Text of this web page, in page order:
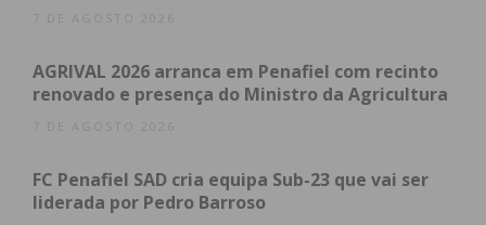
7 DE AGOSTO 2026
AGRIVAL 2026 arranca em Penafiel com recinto
renovado e presença do Ministro da Agricultura
7 DE AGOSTO 2026
FC Penafiel SAD cria equipa Sub-23 que vai ser
liderada por Pedro Barroso